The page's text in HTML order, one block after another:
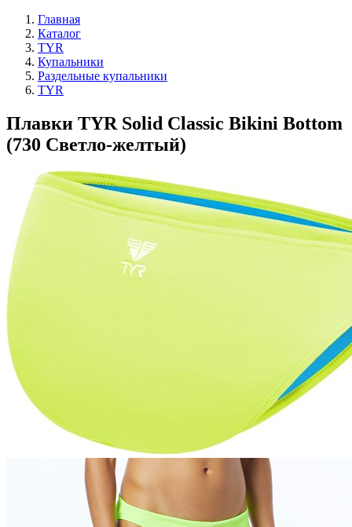
Главная
Каталог
TYR
Купальники
Раздельные купальники
TYR
Плавки TYR Solid Classic Bikini Bottom
(730 Светло-желтый)